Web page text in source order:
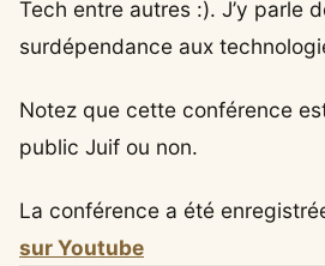
Tech entre autres :). J’y parle
surdépendance aux
Notez que cette conférence
public Juif ou non.
La conférence a été
sur Youtube